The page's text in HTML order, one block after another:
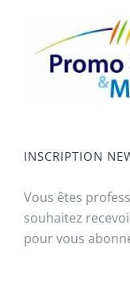
INSCRIPTION
Vous êtes
souhaitez
pour vous